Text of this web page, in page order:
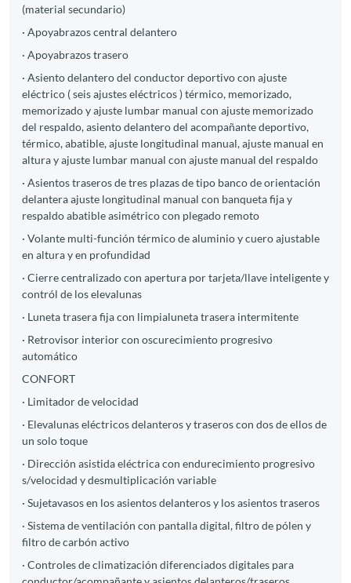
(material secundario)
· Apoyabrazos central delantero
· Apoyabrazos trasero
· Asiento delantero del conductor deportivo con ajuste
eléctrico ( seis ajustes eléctricos ) térmico, memorizado,
memorizado y ajuste lumbar manual con ajuste memorizado
del respaldo, asiento delantero del acompañante deportivo,
térmico, abatible, ajuste longitudinal manual, ajuste manual en
altura y ajuste lumbar manual con ajuste manual del respaldo
· Asientos traseros de tres plazas de tipo banco de orientación
delantera ajuste longitudinal manual con banqueta fija y
respaldo abatible asimétrico con plegado remoto
· Volante multi-función térmico de aluminio y cuero ajustable
en altura y en profundidad
· Cierre centralizado con apertura por tarjeta/llave inteligente y
contról de los elevalunas
· Luneta trasera fija con limpialuneta trasera intermitente
· Retrovisor interior con oscurecimiento progresivo
automático
CONFORT
· Limitador de velocidad
· Elevalunas eléctricos delanteros y traseros con dos de ellos de
un solo toque
· Dirección asistida eléctrica con endurecimiento progresivo
s/velocidad y desmultiplicación variable
· Sujetavasos en los asientos delanteros y los asientos traseros
· Sistema de ventilación con pantalla digital, filtro de pólen y
filtro de carbón activo
· Controles de climatización diferenciados digitales para